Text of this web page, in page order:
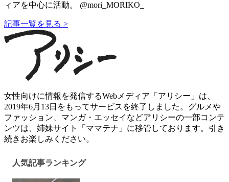
ィアを中心に活動。 @mori_MORIKO_
記事一覧を見る >
女性向けに情報を発信するWebメディア「アリシー」は、
2019年6月13日をもってサービスを終了しました。グルメや
ファッション、マンガ・エッセイなどアリシーの一部コンテ
ンツは、姉妹サイト「ママテナ」に移管しております。引き
続きお楽しみください。
人気記事ランキング